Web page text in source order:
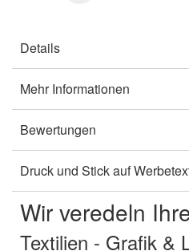
Details
Mehr Informationen
Bewertungen
Druck und Stick auf
Wir veredeln
Textilien - Grafik &